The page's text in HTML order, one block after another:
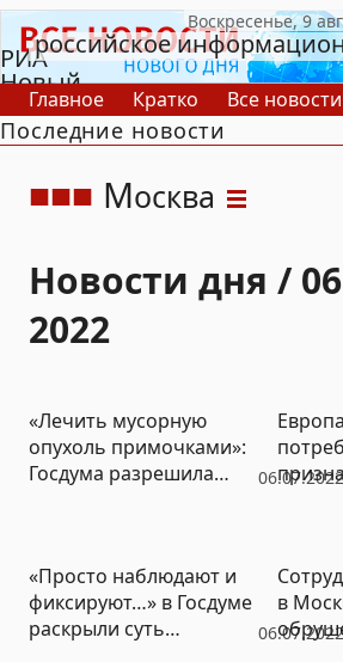
РИА
Новый
День
российское
Главное Кратко Все новости
В России
В мире
Последние новости
Москва
Новости дня /
2022
«Лечить мусорную
опухоль примочками»:
Госдума разрешила
«Просто наблюдают и
фиксируют…» в Госдуме
раскрыли суть
в